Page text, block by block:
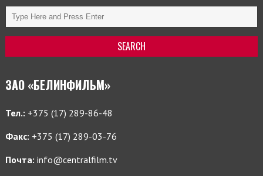
ЗАО «БЕЛИНФИЛЬМ»
Тел.: +375 (17) 289-86-48
Факс: +375 (17) 289-03-76
Почта: info@centralfilm.tv